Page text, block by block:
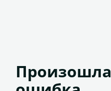
Произошла